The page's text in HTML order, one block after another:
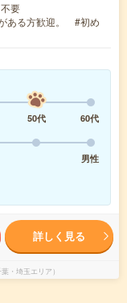
要
ある方歓迎。 #初め
50代
60代
男性
詳しく見る
・埼玉エリア）